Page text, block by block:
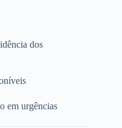
dos
em urgências